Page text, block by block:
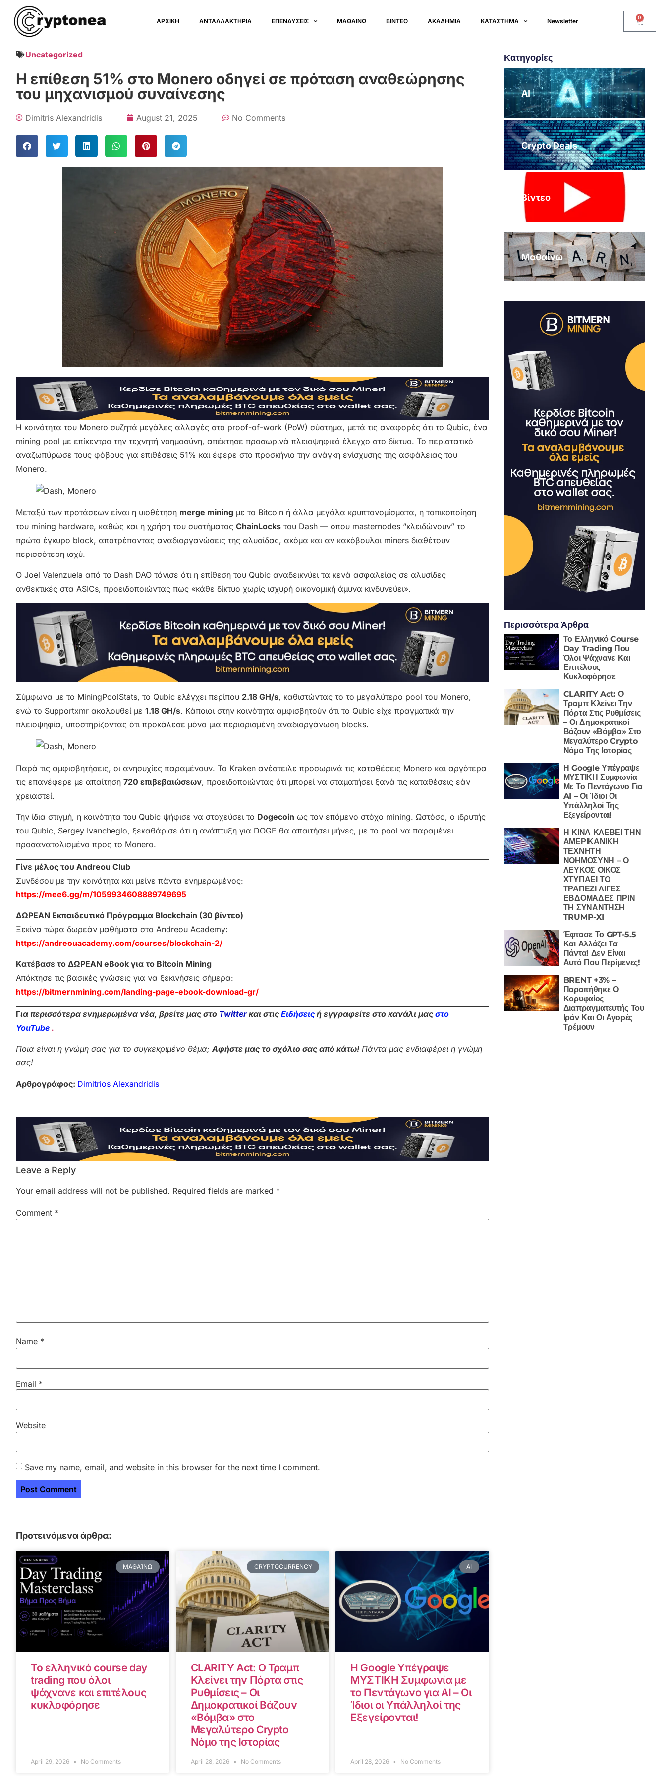
ΑΡΧΙΚΗ ΑΝΤΑΛΛΑΚΤΗΡΙΑ ΕΠΕΝΔΥΣΕΙΣ ΜΑΘΑΙΝΩ ΒΙΝΤΕΟ ΑΚΑΔΗΜΙΑ ΚΑΤΑΣΤΗΜΑ Newsletter 0
Uncategorized
Η επίθεση 51% στο Monero οδηγεί σε πρόταση αναθεώρησης
του μηχανισμού συναίνεσης
Dimitris Alexandridis August 21, 2025 No Comments
Η κοινότητα του Monero συζητά μεγάλες αλλαγές στο proof-of-work (PoW) σύστημα, μετά τις αναφορές ότι το Qubic, ένα
mining pool με επίκεντρο την τεχνητή νοημοσύνη, απέκτησε προσωρινά πλειοψηφικό έλεγχο στο δίκτυο. Το περιστατικό
αναζωπύρωσε τους φόβους για επιθέσεις 51% και έφερε στο προσκήνιο την ανάγκη ενίσχυσης της ασφάλειας του
Monero.
Μεταξύ των προτάσεων είναι η υιοθέτηση merge mining με το Bitcoin ή άλλα μεγάλα κρυπτονομίσματα, η τοπικοποίηση
του mining hardware, καθώς και η χρήση του συστήματος ChainLocks του Dash — όπου masternodes “κλειδώνουν” το
πρώτο έγκυρο block, αποτρέποντας αναδιοργανώσεις της αλυσίδας, ακόμα και αν κακόβουλοι miners διαθέτουν
περισσότερη ισχύ.
Ο Joel Valenzuela από το Dash DAO τόνισε ότι η επίθεση του Qubic αναδεικνύει τα κενά ασφαλείας σε αλυσίδες
ανθεκτικές στα ASICs, προειδοποιώντας πως «κάθε δίκτυο χωρίς ισχυρή οικονομική άμυνα κινδυνεύει».
Σύμφωνα με το MiningPoolStats, το Qubic ελέγχει περίπου 2.18 GH/s, καθιστώντας το το μεγαλύτερο pool του Monero,
ενώ το Supportxmr ακολουθεί με 1.18 GH/s. Κάποιοι στην κοινότητα αμφισβητούν ότι το Qubic είχε πραγματικά την
πλειοψηφία, υποστηρίζοντας ότι προκάλεσε μόνο μια περιορισμένη αναδιοργάνωση blocks.
Παρά τις αμφισβητήσεις, οι ανησυχίες παραμένουν. Το Kraken ανέστειλε προσωρινά τις καταθέσεις Monero και αργότερα
τις επανέφερε με απαίτηση 720 επιβεβαιώσεων, προειδοποιώντας ότι μπορεί να σταματήσει ξανά τις καταθέσεις εάν
χρειαστεί.
Την ίδια στιγμή, η κοινότητα του Qubic ψήφισε να στοχεύσει το Dogecoin ως τον επόμενο στόχο mining. Ωστόσο, ο ιδρυτής
του Qubic, Sergey Ivancheglo, ξεκαθάρισε ότι η ανάπτυξη για DOGE θα απαιτήσει μήνες, με το pool να παραμένει
προσανατολισμένο προς το Monero.
Γίνε μέλος του Andreou Club
Συνδέσου με την κοινότητα και μείνε πάντα ενημερωμένος:
https://mee6.gg/m/1059934608889749695
ΔΩΡΕΑΝ Εκπαιδευτικό Πρόγραμμα Blockchain (30 βίντεο)
Ξεκίνα τώρα δωρεάν μαθήματα στο Andreou Academy:
https://andreouacademy.com/courses/blockchain-2/
Κατέβασε το ΔΩΡΕΑΝ eBook για το Bitcoin Mining
Απόκτησε τις βασικές γνώσεις για να ξεκινήσεις σήμερα:
https://bitmernmining.com/landing-page-ebook-download-gr/
Για περισσότερα ενημερωμένα νέα, βρείτε μας στο Twitter και στις Ειδήσεις ή εγγραφείτε στο κανάλι μας στο
YouTube .
Ποια είναι η γνώμη σας για το συγκεκριμένο θέμα;Αφήστε μας το σχόλιο σας από κάτω! Πάντα μας ενδιαφέρει η γνώμη
σας!
Αρθρογράφος: Dimitrios Alexandridis
Leave a Reply
Your email address will not be published. Required fields are marked *
Comment *
Name *
Email *
Website
Save my name, email, and website in this browser for the next time I comment.
Προτεινόμενα άρθρα:
ΜΑΘΑΊΝΩ
Το ελληνικό course day
trading που όλοι
ψάχνανε και επιτέλους
κυκλοφόρησε
April 29, 2026 No Comments
CRYPTOCURRENCY
CLARITY Act: Ο Τραμπ
Κλείνει την Πόρτα στις
Ρυθμίσεις – Οι
Δημοκρατικοί Βάζουν
«Βόμβα» στο
Μεγαλύτερο Crypto
Νόμο της Ιστορίας
April 28, 2026 No Comments
AI
Η Google Υπέγραψε
ΜΥΣΤΙΚΗ Συμφωνία με
το Πεντάγωνο για AI – Οι
Ίδιοι οι Υπάλληλοί της
Εξεγείρονται!
April 28, 2026 No Comments
Κατηγορίες
AI
Crypto Deals
Βίντεο
Μαθαίνω
Περισσότερα Άρθρα
Το Ελληνικό Course
Day Trading Που
Όλοι Ψάχνανε Και
Επιτέλους
Κυκλοφόρησε
CLARITY Act: Ο
Τραμπ Κλείνει Την
Πόρτα Στις Ρυθμίσεις
– Οι Δημοκρατικοί
Βάζουν «Βόμβα» Στο
Μεγαλύτερο Crypto
Νόμο Της Ιστορίας
Η Google Υπέγραψε
ΜΥΣΤΙΚΗ Συμφωνία
Με Το Πεντάγωνο Για
AI – Οι Ίδιοι Οι
Υπάλληλοί Της
Εξεγείρονται!
Η ΚΙΝΑ ΚΛΕΒΕΙ ΤΗΝ
ΑΜΕΡΙΚΑΝΙΚΗ
ΤΕΧΝΗΤΗ
ΝΟΗΜΟΣΥΝΗ – Ο
ΛΕΥΚΟΣ ΟΙΚΟΣ
ΧΤΥΠΑΕΙ ΤΟ
ΤΡΑΠΕΖΙ ΛΙΓΕΣ
ΕΒΔΟΜΑΔΕΣ ΠΡΙΝ
ΤΗ ΣΥΝΑΝΤΗΣΗ
TRUMP-XI
Έφτασε Το GPT-5.5
Και Αλλάζει Τα
Πάντα! Δεν Είναι
Αυτό Που Περίμενες!
BRENT +3% –
Παραιτήθηκε Ο
Κορυφαίος
Διαπραγματευτής Του
Ιράν Και Οι Αγορές
Τρέμουν